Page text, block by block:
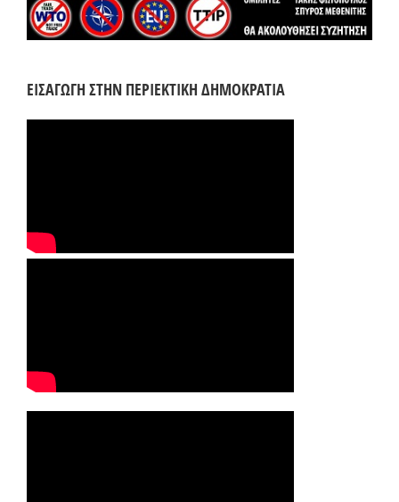
ΕΙΣΑΓΩΓΗ ΣΤΗΝ ΠΕΡΙΕΚΤΙΚΗ ΔΗΜΟΚΡΑΤΙΑ